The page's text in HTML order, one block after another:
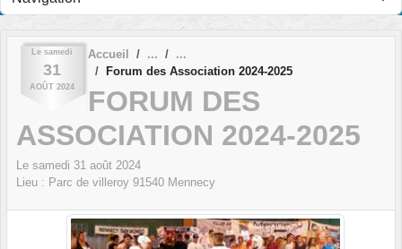
Le samedi
31
AOÛT 2024
Accueil
Forum des Association 2024-2025
FORUM DES
ASSOCIATION 2024-2025
Le samedi 31 août 2024
Lieu : Parc de villeroy 91540 Mennecy